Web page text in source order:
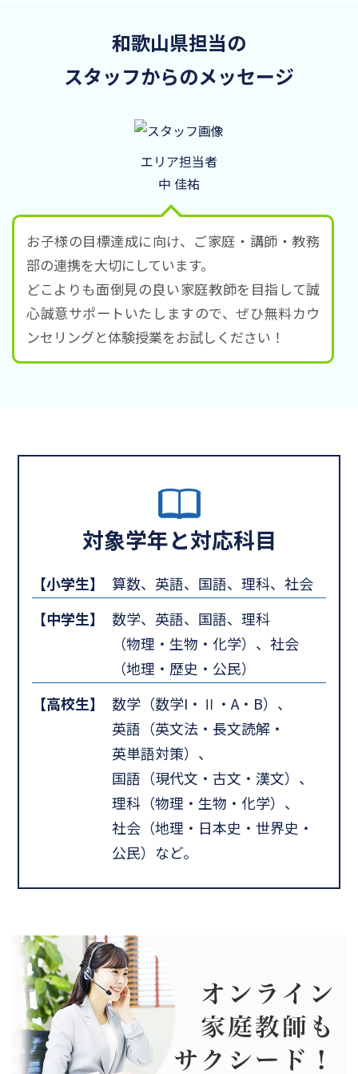
和歌山県担当の
スタッフからのメッセージ
エリア担当者
中 佳祐
お子様の目標達成に向け、ご家庭・講師・教務
部の連携を大切にしています。
どこよりも面倒見の良い家庭教師を目指して誠
心誠意サポートいたしますので、ぜひ無料カウ
ンセリングと体験授業をお試しください！
対象学年と対応科目
【小学生】
算数、英語、国語、理科、社会
【中学生】
数学、英語、国語、理科
（物理・生物・化学）、社会
（地理・歴史・公民）
【高校生】
数学（数学I・Ⅱ・A・B）、
英語（英文法・長文読解・
英単語対策）、
国語（現代文・古文・漢文）、
理科（物理・生物・化学）、
社会（地理・日本史・世界史・
公民）など。